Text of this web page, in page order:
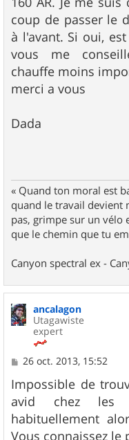
coup de passer le
à l'avant. Si oui,
vous me
chauffe moins
merci a vous
Dada
« Quand ton moral est
quand le travail devient
pas, grimpe sur un vélo
que le chemin que tu
Canyon spectral ex -
ancalagon
Utagawiste
expert
M
s
s
a
g
e
26 oct. 2013, 15:52
Impossible de
avid chez les
habituellement
Vous connaissez